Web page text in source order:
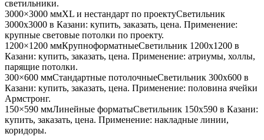
светильники.
3000×3000 ммXL и нестандарт по проектуСветильник
3000x3000 в Казани: купить, заказать, цена. Применение:
крупные световые потолки по проекту.
1200×1200 ммКрупноформатныеСветильник 1200x1200 в
Казани: купить, заказать, цена. Применение: атриумы, холлы,
парящие потолки.
300×600 ммСтандартные потолочныеСветильник 300x600 в
Казани: купить, заказать, цена. Применение: половина ячейки
Армстронг.
150×590 ммЛинейные форматыСветильник 150x590 в Казани:
купить, заказать, цена. Применение: накладные линии,
коридоры.